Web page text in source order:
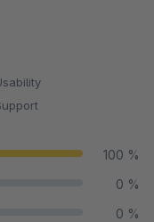
100 %
0 %
0 %